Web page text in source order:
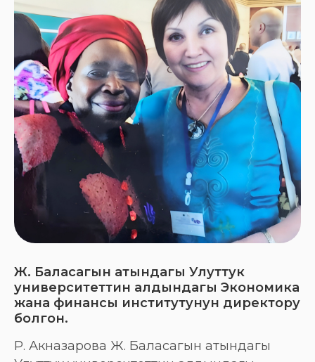
Ж. Баласагын атындагы Улуттук
университеттин алдындагы Экономика
жана финансы институтунун директору
болгон.
Р. Акназарова Ж. Баласагын атындагы